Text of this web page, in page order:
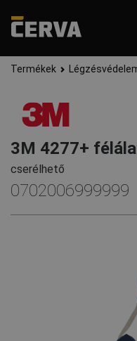
Termékek
3M 4277+
cserélhető
0702006999999